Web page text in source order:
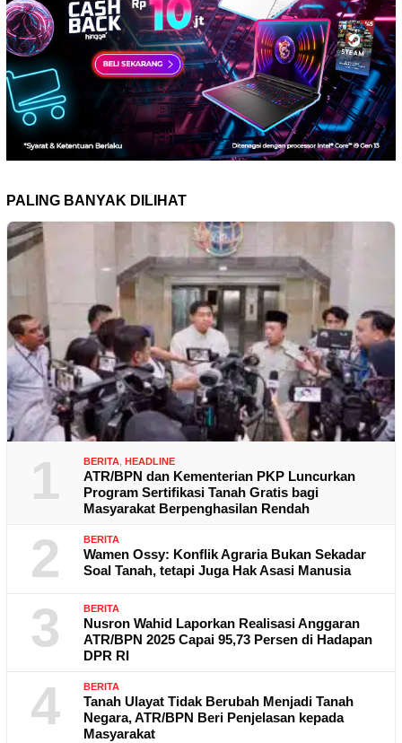
PALING BANYAK DILIHAT
1 BERITA, HEADLINE
ATR/BPN dan Kementerian PKP Luncurkan
Program Sertifikasi Tanah Gratis bagi
Masyarakat Berpenghasilan Rendah
2 BERITA
Wamen Ossy: Konflik Agraria Bukan Sekadar
Soal Tanah, tetapi Juga Hak Asasi Manusia
3 BERITA
Nusron Wahid Laporkan Realisasi Anggaran
ATR/BPN 2025 Capai 95,73 Persen di Hadapan
DPR RI
4 BERITA
Tanah Ulayat Tidak Berubah Menjadi Tanah
Negara, ATR/BPN Beri Penjelasan kepada
Masyarakat